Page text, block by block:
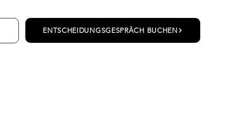
ENTSCHEIDUNGSGESPRÄCH BUCHEN